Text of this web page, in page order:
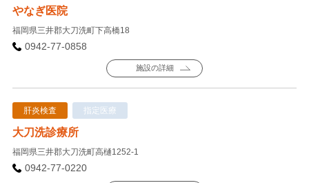
やなぎ医院
福岡県三井郡大刀洗町下高橋18
0942-77-0858
施設の詳細
肝炎検査 指定医療
大刀洗診療所
福岡県三井郡大刀洗町高樋1252-1
0942-77-0220